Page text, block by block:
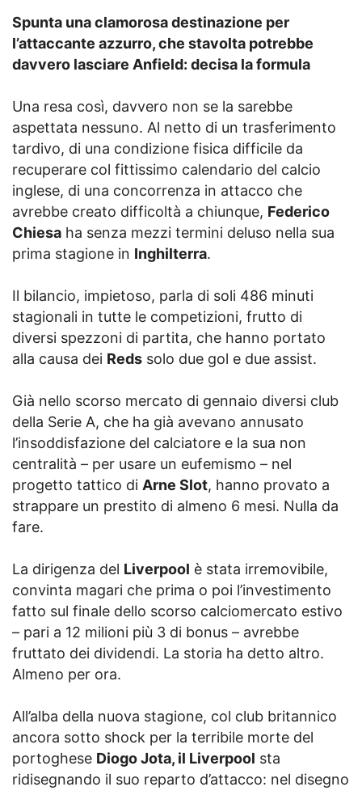
Spunta una clamorosa destinazione per
l’attaccante azzurro, che stavolta potrebbe
davvero lasciare Anfield: decisa la formula
Una resa così, davvero non se la sarebbe
aspettata nessuno. Al netto di un trasferimento
tardivo, di una condizione fisica difficile da
recuperare col fittissimo calendario del calcio
inglese, di una concorrenza in attacco che
avrebbe creato difficoltà a chiunque, Federico
Chiesa ha senza mezzi termini deluso nella sua
prima stagione in Inghilterra.
Il bilancio, impietoso, parla di soli 486 minuti
stagionali in tutte le competizioni, frutto di
diversi spezzoni di partita, che hanno portato
alla causa dei Reds solo due gol e due assist.
Già nello scorso mercato di gennaio diversi club
della Serie A, che ha già avevano annusato
l’insoddisfazione del calciatore e la sua non
centralità – per usare un eufemismo – nel
progetto tattico di Arne Slot, hanno provato a
strappare un prestito di almeno 6 mesi. Nulla da
fare.
La dirigenza del Liverpool è stata irremovibile,
convinta magari che prima o poi l’investimento
fatto sul finale dello scorso calciomercato estivo
– pari a 12 milioni più 3 di bonus – avrebbe
fruttato dei dividendi. La storia ha detto altro.
Almeno per ora.
All’alba della nuova stagione, col club britannico
ancora sotto shock per la terribile morte del
portoghese Diogo Jota, il Liverpool sta
ridisegnando il suo reparto d’attacco: nel disegno